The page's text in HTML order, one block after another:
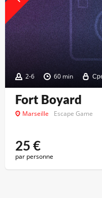
2-6 60 min
Fort Boyard
Marseille Escape Game
25€
par personne